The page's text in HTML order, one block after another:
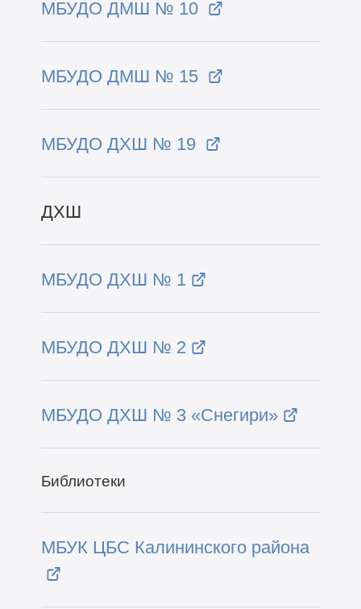
МБУДО ДМШ № 10
МБУДО ДМШ № 15
МБУДО ДХШ № 19
ДХШ
МБУДО ДХШ № 1
МБУДО ДХШ № 2
МБУДО ДХШ № 3 «Снегири»
Библиотеки
МБУК ЦБС Калининского района